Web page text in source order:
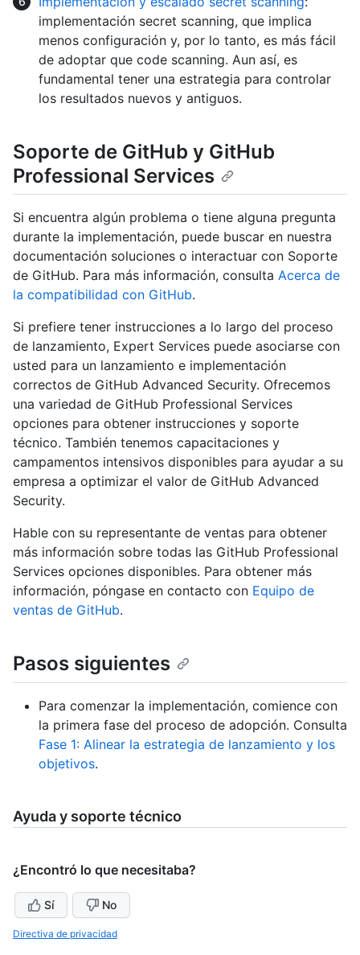
implementación secret scanning, que implica
menos configuración y, por lo tanto, es más fácil
de adoptar que code scanning. Aun así, es
fundamental tener una estrategia para controlar
los resultados nuevos y antiguos.
Soporte de GitHub y GitHub
Professional Services
Si encuentra algún problema o tiene alguna pregunta
durante la implementación, puede buscar en nuestra
documentación soluciones o interactuar con Soporte
de GitHub. Para más información, consulta Acerca de
la compatibilidad con GitHub.
Si prefiere tener instrucciones a lo largo del proceso
de lanzamiento, Expert Services puede asociarse con
usted para un lanzamiento e implementación
correctos de GitHub Advanced Security. Ofrecemos
una variedad de GitHub Professional Services
opciones para obtener instrucciones y soporte
técnico. También tenemos capacitaciones y
campamentos intensivos disponibles para ayudar a su
empresa a optimizar el valor de GitHub Advanced
Security.
Hable con su representante de ventas para obtener
más información sobre todas las GitHub Professional
Services opciones disponibles. Para obtener más
información, póngase en contacto con Equipo de
ventas de GitHub.
Pasos siguientes
Para comenzar la implementación, comience con
la primera fase del proceso de adopción. Consulta
Fase 1: Alinear la estrategia de lanzamiento y los
objetivos.
Ayuda y soporte técnico
¿Encontró lo que necesitaba?
Sí No
Directiva de privacidad